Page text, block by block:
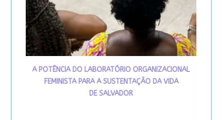
A POTÊNCIA DO LABORATÓRIO ORGANIZACIONAL
FEMINISTA PARA A SUSTENTAÇÃO DA VIDA
DE SALVADOR